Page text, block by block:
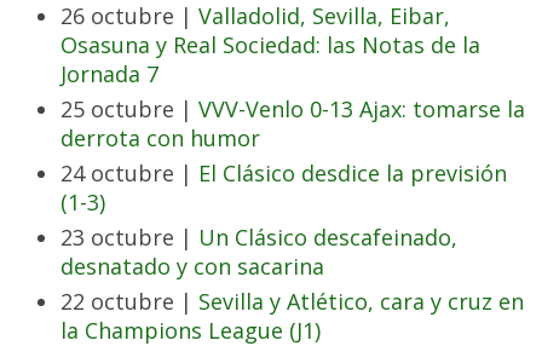
26 octubre | Valladolid, Sevilla, Eibar,
Osasuna y Real Sociedad: las Notas de la
Jornada 7
25 octubre | VVV-Venlo 0-13 Ajax: tomarse la
derrota con humor
24 octubre | El Clásico desdice la previsión
(1-3)
23 octubre | Un Clásico descafeinado,
desnatado y con sacarina
22 octubre | Sevilla y Atlético, cara y cruz en
la Champions League (J1)